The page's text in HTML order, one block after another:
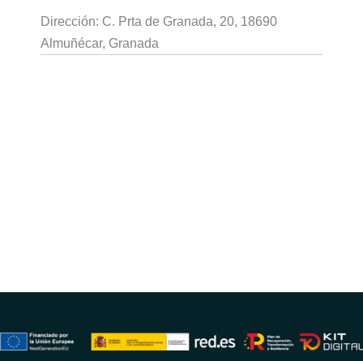
Dirección: C. Prta de Granada, 20, 18690
Almuñécar, Granada